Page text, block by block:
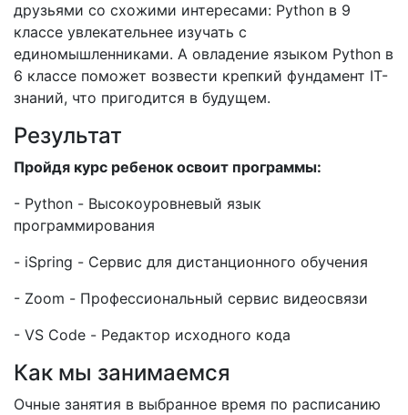
друзьями со схожими интересами: Python в 9
классе увлекательнее изучать с
единомышленниками. А овладение языком Python в
6 классе поможет возвести крепкий фундамент IT-
знаний, что пригодится в будущем.
Результат
Пройдя курс ребенок освоит программы:
- Python - Высокоуровневый язык
программирования
- iSpring - Сервис для дистанционного обучения
- Zoom - Профессиональный сервис видеосвязи
- VS Code - Редактор исходного кода
Как мы занимаемся
Очные занятия в выбранное время по расписанию